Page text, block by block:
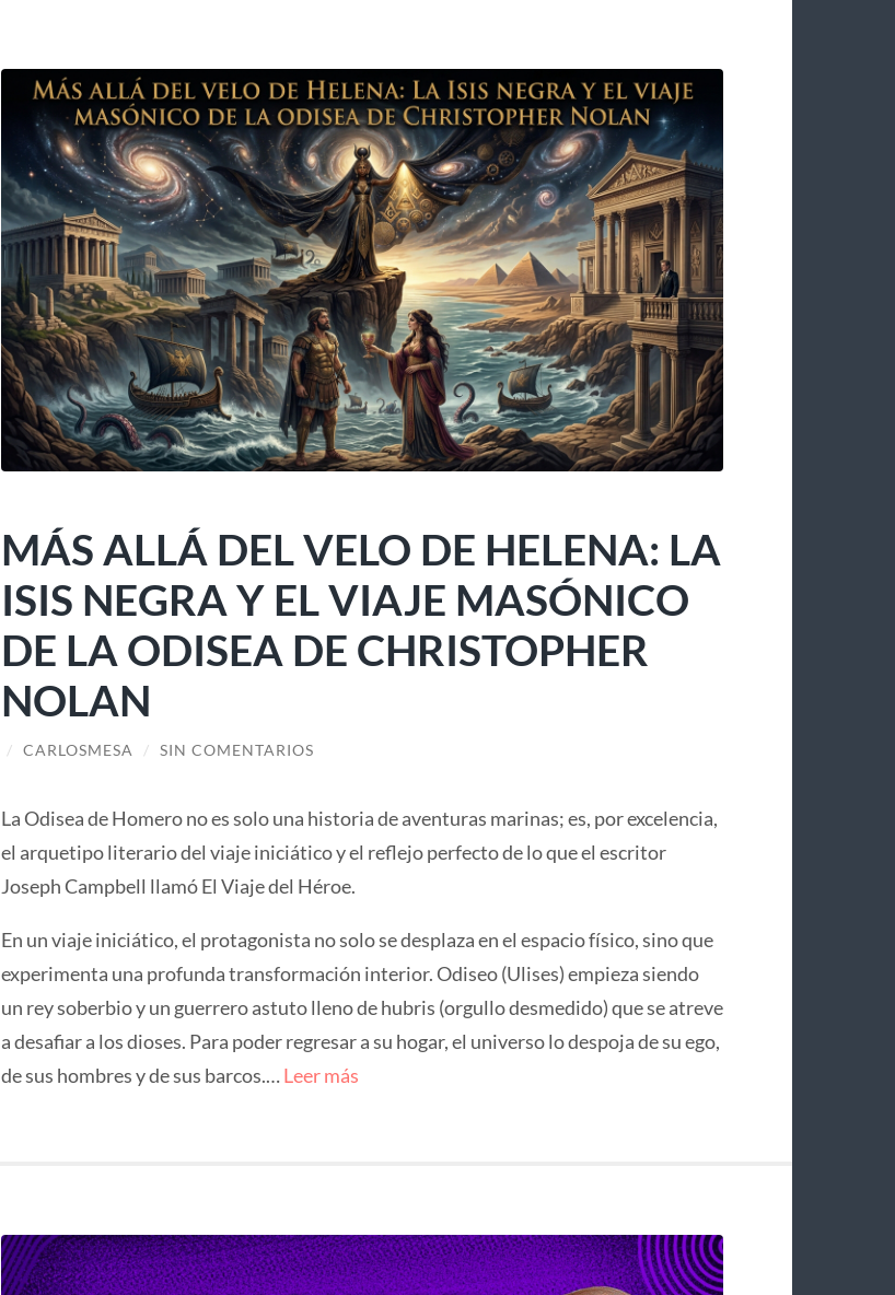
MÁS ALLÁ DEL VELO DE HELENA: LA
ISIS NEGRA Y EL VIAJE MASÓNICO
DE LA ODISEA DE CHRISTOPHER
NOLAN
/ CARLOSMESA / SIN COMENTARIOS
La Odisea de Homero no es solo una historia de aventuras marinas; es, por excelencia,
el arquetipo literario del viaje iniciático y el reflejo perfecto de lo que el escritor
Joseph Campbell llamó El Viaje del Héroe.
En un viaje iniciático, el protagonista no solo se desplaza en el espacio físico, sino que
experimenta una profunda transformación interior. Odiseo (Ulises) empieza siendo
un rey soberbio y un guerrero astuto lleno de hubris (orgullo desmedido) que se atreve
a desafiar a los dioses. Para poder regresar a su hogar, el universo lo despoja de su ego,
de sus hombres y de sus barcos.…Leer más